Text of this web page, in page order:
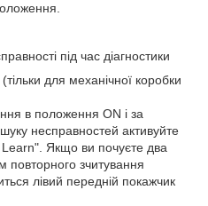
під час діагностики
для механічної коробки
в положення ON і за
несправностей активуйте
Якщо ви почуєте два
повторного зчитування
лівий передній покажчик